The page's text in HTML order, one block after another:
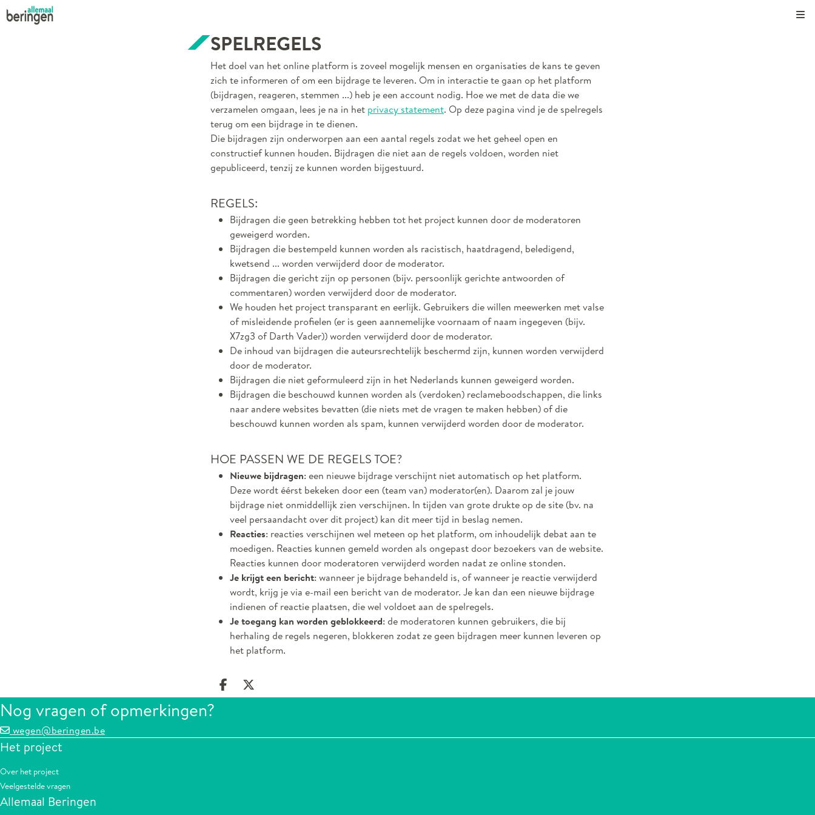
SPELREGELS
Het doel van het online platform is zoveel mogelijk mensen en organisaties de kans te geven
zich te informeren of om een bijdrage te leveren. Om in interactie te gaan op het platform
(bijdragen, reageren, stemmen ...) heb je een account nodig. Hoe we met de data die we
verzamelen omgaan, lees je na in het privacy statement. Op deze pagina vind je de spelregels
terug om een bijdrage in te dienen.
Die bijdragen zijn onderworpen aan een aantal regels zodat we het geheel open en
constructief kunnen houden. Bijdragen die niet aan de regels voldoen, worden niet
gepubliceerd, tenzij ze kunnen worden bijgestuurd.
REGELS:
Bijdragen die geen betrekking hebben tot het project kunnen door de moderatoren
geweigerd worden.
Bijdragen die bestempeld kunnen worden als racistisch, haatdragend, beledigend,
kwetsend ... worden verwijderd door de moderator.
Bijdragen die gericht zijn op personen (bijv. persoonlijk gerichte antwoorden of
commentaren) worden verwijderd door de moderator.
We houden het project transparant en eerlijk. Gebruikers die willen meewerken met valse
of misleidende profielen (er is geen aannemelijke voornaam of naam ingegeven (bijv.
X7zg3 of Darth Vader)) worden verwijderd door de moderator.
De inhoud van bijdragen die auteursrechtelijk beschermd zijn, kunnen worden verwijderd
door de moderator.
Bijdragen die niet geformuleerd zijn in het Nederlands kunnen geweigerd worden.
Bijdragen die beschouwd kunnen worden als (verdoken) reclameboodschappen, die links
naar andere websites bevatten (die niets met de vragen te maken hebben) of die
beschouwd kunnen worden als spam, kunnen verwijderd worden door de moderator.
HOE PASSEN WE DE REGELS TOE?
Nieuwe bijdragen: een nieuwe bijdrage verschijnt niet automatisch op het platform.
Deze wordt éérst bekeken door een (team van) moderator(en). Daarom zal je jouw
bijdrage niet onmiddellijk zien verschijnen. In tijden van grote drukte op de site (bv. na
veel persaandacht over dit project) kan dit meer tijd in beslag nemen.
Reacties: reacties verschijnen wel meteen op het platform, om inhoudelijk debat aan te
moedigen. Reacties kunnen gemeld worden als ongepast door bezoekers van de website.
Reacties kunnen door moderatoren verwijderd worden nadat ze online stonden.
Je krijgt een bericht: wanneer je bijdrage behandeld is, of wanneer je reactie verwijderd
wordt, krijg je via e-mail een bericht van de moderator. Je kan dan een nieuwe bijdrage
indienen of reactie plaatsen, die wel voldoet aan de spelregels.
Je toegang kan worden geblokkeerd: de moderatoren kunnen gebruikers, die bij
herhaling de regels negeren, blokkeren zodat ze geen bijdragen meer kunnen leveren op
het platform.
Deel op facebook
Deel op X
Nog vragen of opmerkingen?
wegen@beringen.be
Het project
Over het project
Veelgestelde vragen
Allemaal Beringen